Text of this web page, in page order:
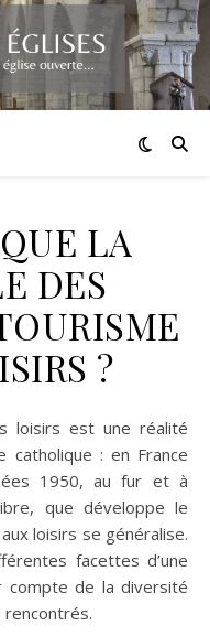
LA
DES
?
catholique : en France
1950, au fur et à
que développe le
loisirs se généralise.
facettes d’une
de la diversité